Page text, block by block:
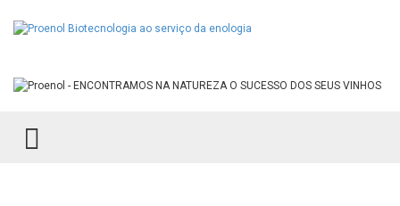
TOGGLE MENU